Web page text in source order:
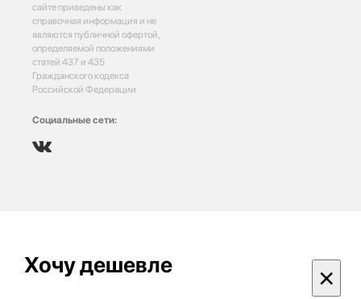
сайте приведены как
справочная информация и не
являются публичной офертой,
определяемой положениями
статей 437 и 435
Гражданского кодекса
Российской Федерации
Социальные сети:
Хочу дешевле ×